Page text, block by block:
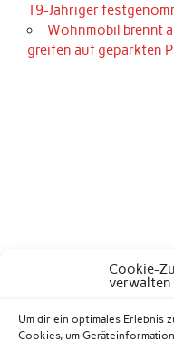
Cookie-
verwalten
Um dir ein optimales Erlebnis
Cookies, um
19-Jähriger
Wohnmobil brennt
greifen auf geparkten